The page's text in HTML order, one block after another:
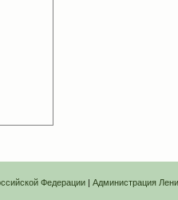
Федерации| Администрация